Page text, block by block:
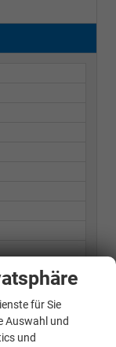
für Sie
Auswahl und
und